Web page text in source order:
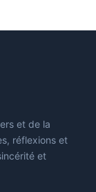
et de la
réflexions et
et